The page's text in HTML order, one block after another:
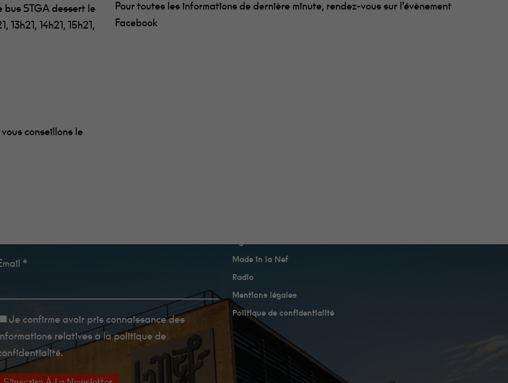
bus STGA dessert le
14h21, 15h21,
conseillons le
Pour toutes les informations de dernière minute, rendez-vous sur l’évènement
Facebook
*
Je confirme avoir pris connaissance des
relatives à la politique de
.
Made in la Nef
Radio
Mentions légales
Politique de confidentialité
Minimum
est utilisé.
Expérience
Afin que notre
site Web
fonctionne au